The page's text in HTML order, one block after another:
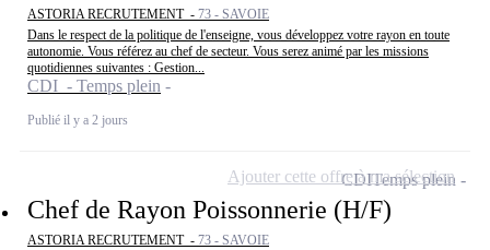
ASTORIA RECRUTEMENT - 73 - SAVOIE
Dans le respect de la politique de l'enseigne, vous développez votre rayon en toute
autonomie. Vous référez au chef de secteur. Vous serez animé par les missions
quotidiennes suivantes : Gestion...
CDI - Temps plein
Publié il y a 2 jours
Chef de Rayon Poissonnerie (H/F)
ASTORIA RECRUTEMENT - 73 - SAVOIE
CDITemps plein
Ajouter cette offre à ma sélection